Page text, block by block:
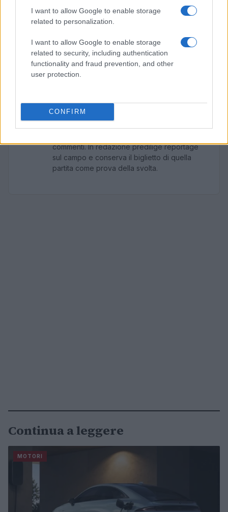
I want to allow Google to enable storage
related to personalization.
I want to allow Google to enable storage
related to security, including authentication
functionality and fraud prevention, and other
user protection.
CONFIRM
prevalgono semplicità, flessibilità e uso
irregolare, la benzina mantiene un equilibrio
AUTORE
Ilaria Mauri, bolognese, decise di seguire il
giornalismo sportivo dopo una notte al
commenti. In redazione predilige reportage
sul campo e conserva il biglietto di quella
partita come prova della svolta.
Continua a leggere
MOTORI